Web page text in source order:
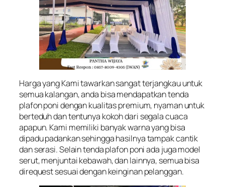
Harga yang Kami tawarkan sangat terjangkau untuk
semua kalangan, anda bisa mendapatkan tenda
plafon poni dengan kualitas premium, nyaman untuk
berteduh dan tentunya kokoh dari segala cuaca
apapun. Kami memiliki banyak warna yang bisa
dipadu padankan sehingga hasilnya tampak cantik
dan serasi. Selain tenda plafon poni ada juga model
serut, menjuntai kebawah, dan lainnya, semua bisa
direquest sesuai dengan keinginan pelanggan.